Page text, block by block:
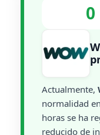
0
Actualmente,
normalidad
horas se ha
reducido de